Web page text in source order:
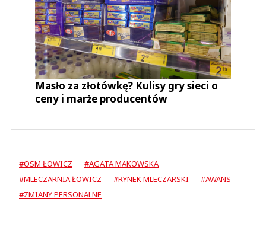
Masło za złotówkę? Kulisy gry sieci o
ceny i marże producentów
#OSM ŁOWICZ
#AGATA MAKOWSKA
#MLECZARNIA ŁOWICZ
#RYNEK MLECZARSKI
#AWANS
#ZMIANY PERSONALNE